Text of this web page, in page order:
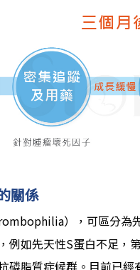
關係
），可區分為
例如先天性S蛋白不足，